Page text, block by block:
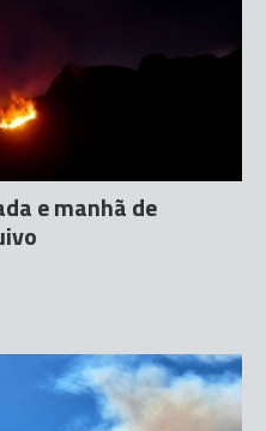
e manhã de